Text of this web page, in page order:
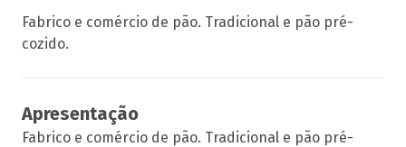
Fabrico e comércio de pão. Tradicional e pão pré-
cozido.
Apresentação
Fabrico e comércio de pão. Tradicional e pão pré-